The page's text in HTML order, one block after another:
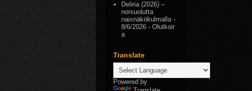
Deliria (2026) –
norsuolutta
naisnäkökulmalla-
8/6/2026 - Olutkoir
a
Translate
Powered by